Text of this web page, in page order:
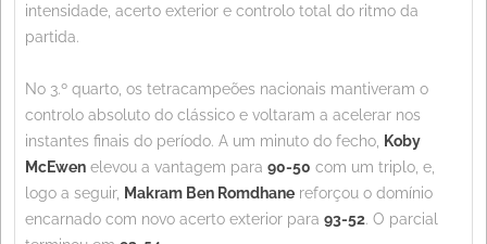
intensidade, acerto exterior e controlo total do ritmo da
partida.
No 3.º quarto, os tetracampeões nacionais mantiveram o
controlo absoluto do clássico e voltaram a acelerar nos
instantes finais do período. A um minuto do fecho, Koby
McEwen elevou a vantagem para 90-50 com um triplo, e,
logo a seguir, Makram Ben Romdhane reforçou o domínio
encarnado com novo acerto exterior para 93-52. O parcial